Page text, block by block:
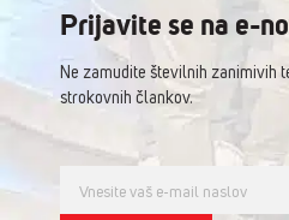
Prijavite se na e-
Ne zamudite številnih zanimivih
strokovnih člankov.